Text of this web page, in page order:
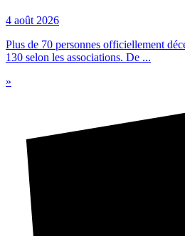
4 août 2026
Plus de 70 personnes officiellement
130 selon les associations. De ...
»